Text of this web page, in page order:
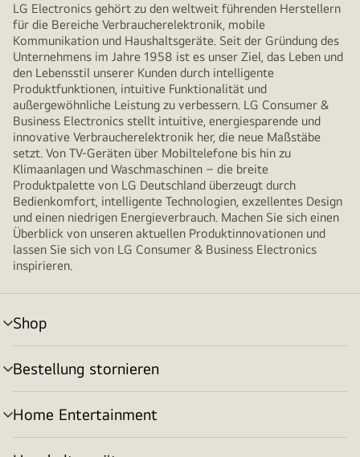
LG Electronics gehört zu den weltweit führenden Herstellern
für die Bereiche Verbraucherelektronik, mobile
Kommunikation und Haushaltsgeräte. Seit der Gründung des
Unternehmens im Jahre 1958 ist es unser Ziel, das Leben und
den Lebensstil unserer Kunden durch intelligente
Produktfunktionen, intuitive Funktionalität und
außergewöhnliche Leistung zu verbessern. LG Consumer &
Business Electronics stellt intuitive, energiesparende und
innovative Verbraucherelektronik her, die neue Maßstäbe
setzt. Von TV-Geräten über Mobiltelefone bis hin zu
Klimaanlagen und Waschmaschinen – die breite
Produktpalette von LG Deutschland überzeugt durch
Bedienkomfort, intelligente Technologien, exzellentes Design
und einen niedrigen Energieverbrauch. Machen Sie sich einen
Überblick von unseren aktuellen Produktinnovationen und
lassen Sie sich von LG Consumer & Business Electronics
inspirieren.
Shop
Menü
umschalten
Bestellung stornieren
Menü
umschalten
Home Entertainment
Menü
umschalten